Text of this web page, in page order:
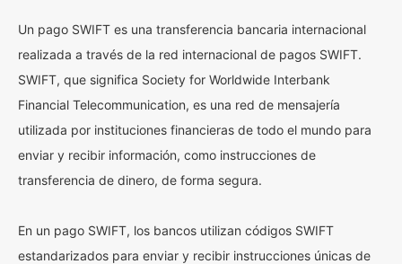
Un pago SWIFT es una transferencia bancaria internacional
realizada a través de la red internacional de pagos SWIFT.
SWIFT, que significa Society for Worldwide Interbank
Financial Telecommunication, es una red de mensajería
utilizada por instituciones financieras de todo el mundo para
enviar y recibir información, como instrucciones de
transferencia de dinero, de forma segura.
En un pago SWIFT, los bancos utilizan códigos SWIFT
estandarizados para enviar y recibir instrucciones únicas de